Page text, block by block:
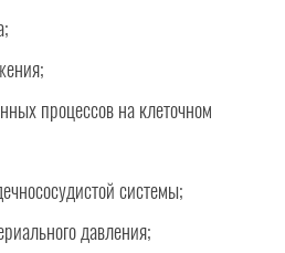
процессов на клеточном
системы;
давления;